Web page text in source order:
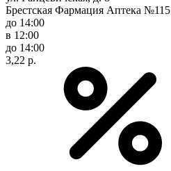
Брестская Фармация Аптека №115
до 14:00
в 12:00
до 14:00
3,22 р.